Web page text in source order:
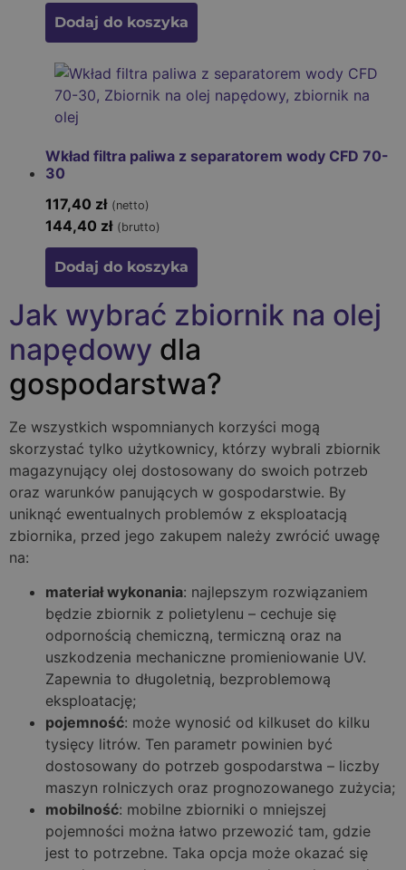
Dodaj do koszyka
Wkład filtra paliwa z separatorem wody CFD 70-
30
117,40 zł (netto)
144,40 zł (brutto)
Dodaj do koszyka
Jak wybrać zbiornik na olej
napędowy dla
gospodarstwa?
Ze wszystkich wspomnianych korzyści mogą
skorzystać tylko użytkownicy, którzy wybrali zbiornik
magazynujący olej dostosowany do swoich potrzeb
oraz warunków panujących w gospodarstwie. By
uniknąć ewentualnych problemów z eksploatacją
zbiornika, przed jego zakupem należy zwrócić uwagę
na:
materiał wykonania: najlepszym rozwiązaniem
będzie zbiornik z polietylenu – cechuje się
odpornością chemiczną, termiczną oraz na
uszkodzenia mechaniczne promieniowanie UV.
Zapewnia to długoletnią, bezproblemową
eksploatację;
pojemność: może wynosić od kilkuset do kilku
tysięcy litrów. Ten parametr powinien być
dostosowany do potrzeb gospodarstwa – liczby
maszyn rolniczych oraz prognozowanego zużycia;
mobilność: mobilne zbiorniki o mniejszej
pojemności można łatwo przewozić tam, gdzie
jest to potrzebne. Taka opcja może okazać się